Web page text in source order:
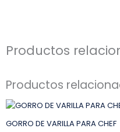
Productos
Productos
GORRO DE VARILLA PARA CHEF